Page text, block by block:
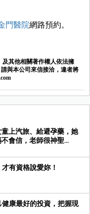
門醫院網路預約。
其他相關著作權人依法擁
與本公司來信接洽，違者將
上汽旅、給避孕藥，她
會信，老師很神聖…
有資格說愛妳！
康最好的投資，把握現